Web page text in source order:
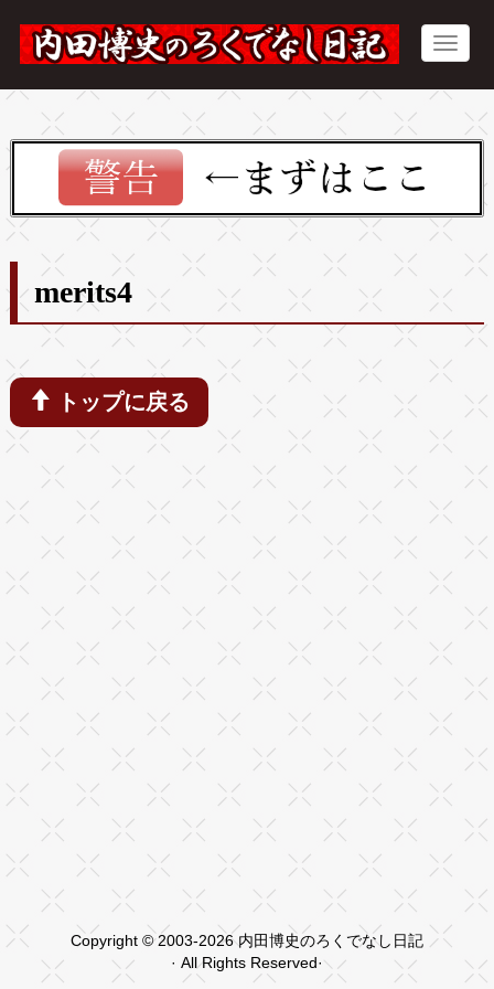
merits4
トップに戻る
Copyright © 2003-2026 内田博史のろくでなし日記
· All Rights Reserved·